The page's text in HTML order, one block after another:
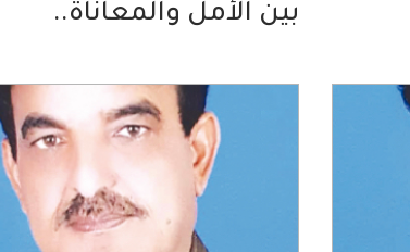
بين الأمل والمعاناة..